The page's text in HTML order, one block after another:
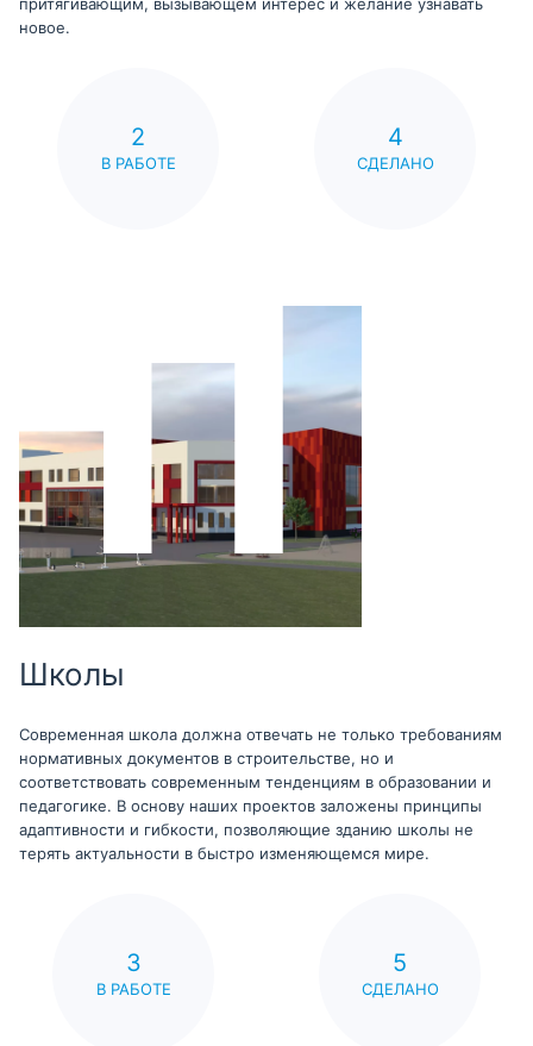
притягивающим, вызывающем интерес и желание узнавать
новое.
2
В РАБОТЕ
4
СДЕЛАНО
Школы
Современная школа должна отвечать не только требованиям
нормативных документов в строительстве, но и
соответствовать современным тенденциям в образовании и
педагогике. В основу наших проектов заложены принципы
адаптивности и гибкости, позволяющие зданию школы не
терять актуальности в быстро изменяющемся мире.
3
В РАБОТЕ
5
СДЕЛАНО